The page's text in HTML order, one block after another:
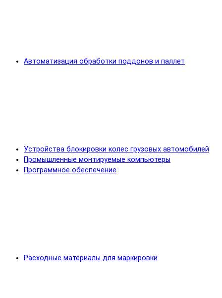
Автоматизация обработки поддонов и паллет
Устройства блокировки колес грузовых автомобилей
Промышленные монтируемые компьютеры
Программное обеспечение
Расходные материалы для маркировки